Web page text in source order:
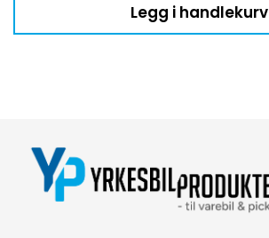
Legg i handlekurv